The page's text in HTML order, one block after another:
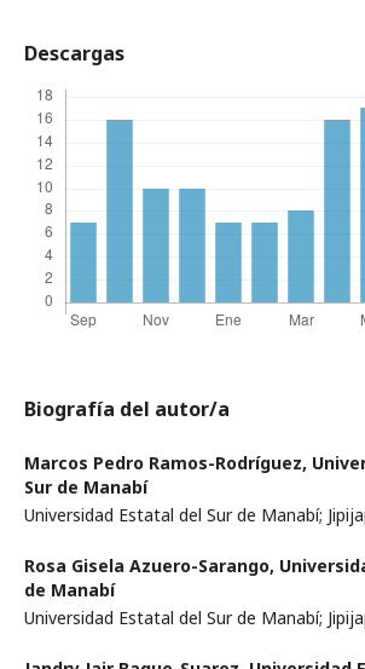
Descargas
Biografía del autor/a
Marcos Pedro Ramos-Rodríguez,
Sur de Manabí
Universidad Estatal del Sur de Manabí;
Rosa Gisela Azuero-Sarango,
de Manabí
Universidad Estatal del Sur de Manabí;